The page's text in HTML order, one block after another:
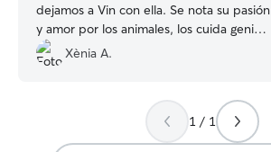
dejamos a Vin con ella. Se nota su pasión
y amor por los animales, los cuida genial
y se adapta a sus necesidades.
Recomiendo 100% su servicio!
Xènia A.
1 / 1